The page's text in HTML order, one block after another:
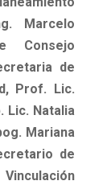
Marcelo
Consejo
de
Prof. Lic.
Lic. Natalia
Mariana
de